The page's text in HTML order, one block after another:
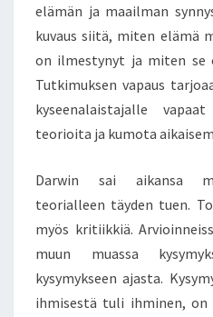
L
E
A
I
L
A
A
T
S
O
elämän ja maailman
kuvaus siitä, miten elämä
on ilmestynyt ja miten se
Tutkimuksen vapaus
kyseenalaistajalle
teorioita ja kumota
Darwin sai aikansa
teorialleen täyden tuen.
myös kritiikkiä.
muun muassa
kysymykseen ajasta.
ihmisestä tuli ihminen, on